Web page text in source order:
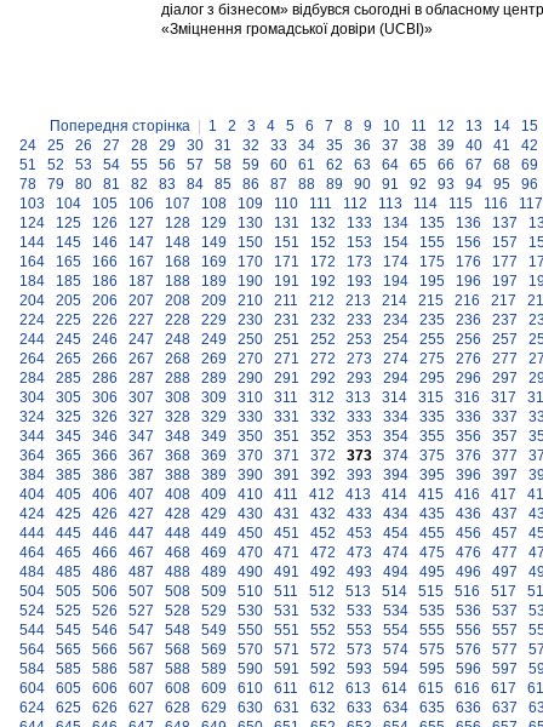
діалог з бізнесом» відбувся сьогодні в обласному
«Зміцнення громадської довіри (UCBI)»
Попередня сторінка 1 2 3 4 5 6 7 8 9 10 11 12 13 14
15
24
25 26 27 28 29 30 31 32 33 34 35 36 37 38 39 40 41
42
51
52 53 54 55 56 57 58 59 60 61 62 63 64 65 66 67 68
69
78
79 80 81 82 83 84 85 86 87 88 89 90 91 92 93 94 95
96
103
104 105 106 107 108 109 110 111 112 113 114 115 116
117
124
125 126 127 128 129 130 131 132 133 134 135 136 137
144
145 146 147 148 149 150 151 152 153 154 155 156 157
164
165 166 167 168 169 170 171 172 173 174 175 176 177
184
185 186 187 188 189 190 191 192 193 194 195 196 197
204
205 206 207 208 209 210 211 212 213 214 215 216 217
224
225 226 227 228 229 230 231 232 233 234 235 236 237
244
245 246 247 248 249 250 251 252 253 254 255 256 257
264
265 266 267 268 269 270 271 272 273 274 275 276 277
284
285 286 287 288 289 290 291 292 293 294 295 296 297
304
305 306 307 308 309 310 311 312 313 314 315 316 317
324
325 326 327 328 329 330 331 332 333 334 335 336 337
344
345 346 347 348 349 350 351 352 353 354 355 356 357
364
365 366 367 368 369 370 371 372 373 374 375 376 377
384
385 386 387 388 389 390 391 392 393 394 395 396 397
404
405 406 407 408 409 410 411 412 413 414 415 416 417
424
425 426 427 428 429 430 431 432 433 434 435 436 437
444
445 446 447 448 449 450 451 452 453 454 455 456 457
464
465 466 467 468 469 470 471 472 473 474 475 476 477
484
485 486 487 488 489 490 491 492 493 494 495 496 497
504
505 506 507 508 509 510 511 512 513 514 515 516 517
524
525 526 527 528 529 530 531 532 533 534 535 536 537
544
545 546 547 548 549 550 551 552 553 554 555 556 557
564
565 566 567 568 569 570 571 572 573 574 575 576 577
584
585 586 587 588 589 590 591 592 593 594 595 596 597
604
605 606 607 608 609 610 611 612 613 614 615 616 617
624
625 626 627 628 629 630 631 632 633 634 635 636 637